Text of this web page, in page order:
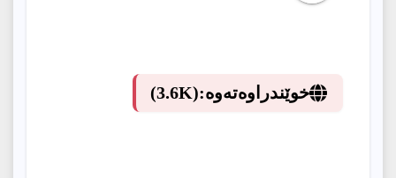
خوێندراوەتەوە:(3.6K)